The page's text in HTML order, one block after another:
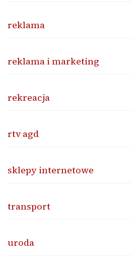
reklama
reklama i marketing
rekreacja
rtv agd
sklepy internetowe
transport
uroda